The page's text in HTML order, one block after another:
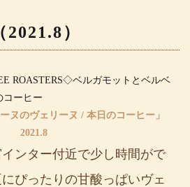
）
ーヌのヴェリーヌ / 本日のコーヒー」
2021.8
ンター付近で少し時間がで
ぴったりの甘酸っぱいヴェ